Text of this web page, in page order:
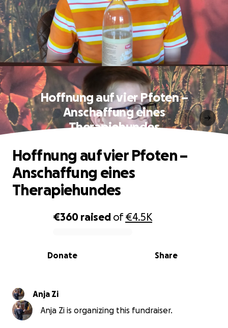
Hoffnung auf vier Pfoten –
Anschaffung eines
Therapiehundes
0% complete
€360 raised of€4.5K
Share
Donate
Hoffnung auf vier Pfoten –
Anschaffung eines
Therapiehundes
Anja Zi
Anja Zi is organizing this fundraiser.